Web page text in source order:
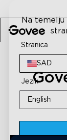
Na temelju
Stranica
SAD
Jezik
English